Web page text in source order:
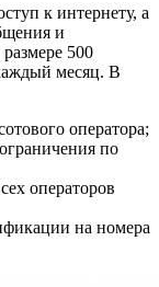
к интернету, а
и
500
месяц. В
оператора;
по
операторов
на номера